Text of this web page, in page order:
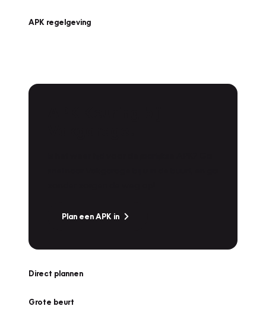
APK regelgeving
Plan een APK in
Direct plannen
Grote beurt